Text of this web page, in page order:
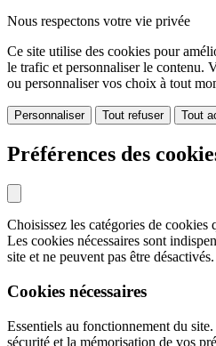
Nous respectons votre vie privée
Ce site utilise des cookies pour
le trafic et personnaliser le contenu.
ou personnaliser vos choix à tout
Personnaliser Tout refuser Tout
Préférences des
Choisissez les catégories de cookies
Les cookies nécessaires sont
site et ne peuvent pas être désactivés.
Cookies nécessaires
Essentiels au fonctionnement du
sécurité et la mémorisation de vos